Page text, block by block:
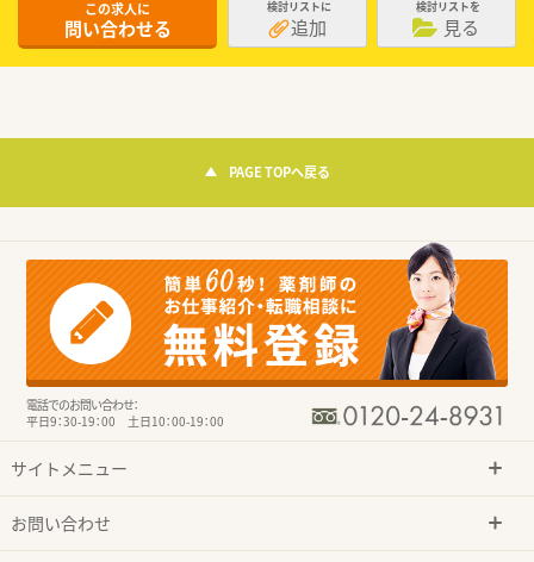
この求人に
問い合わせる
検討リストに
追加
検討リストを
見る
PAGE TOPへ戻る
電話でのお問い合わせ：
平日9：30-19：00 土日10：00-19：00
サイトメニュー
お問い合わせ